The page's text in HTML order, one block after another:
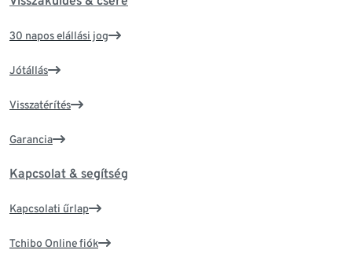
30 napos elállási jog
Jótállás
Visszatérítés
Garancia
Kapcsolat & segítség
Kapcsolati űrlap
Tchibo Online fiók